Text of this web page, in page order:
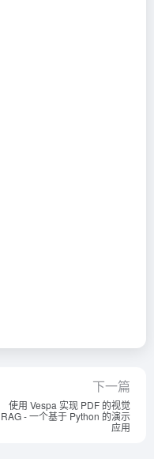
下一篇
使用 Vespa 实现 PDF 的视觉
RAG - 一个基于 Python 的演示
应用